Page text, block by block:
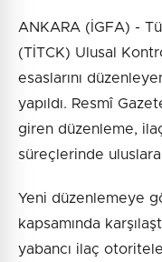
ANKARA (İGFA) -
(TİTCK) Ulusal
esaslarını
yapıldı. Resmî
giren düzenleme,
süreçlerinde
Yeni düzenlemeye
kapsamında
yabancı ilaç